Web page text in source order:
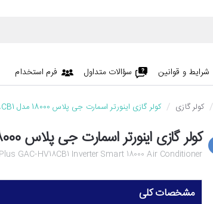
شرایط و قوانین سؤالات متداول فرم استخدام
کولر گازی کولر گازی اینورتر اسمارت جی پلاس 18000 مدل GAC-HV18CB1
کولر گازی اینورتر اسمارت جی پلاس 18000 مدل GAC-HV18CB1
GAC-HV18CB1 Inverter Smart 18000 Air Conditioner
مشخصات کلی